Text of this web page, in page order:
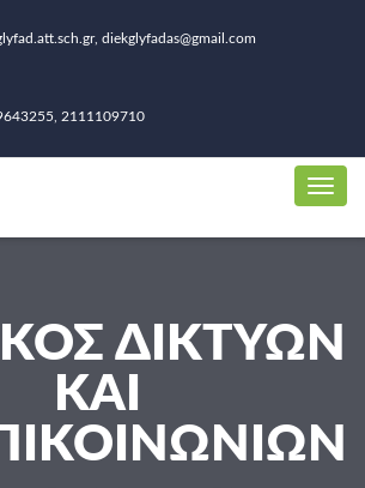
diekglyfadas@gmail.com
2111109710
ΔΙΚΤΎΩΝ
ΚΑΙ